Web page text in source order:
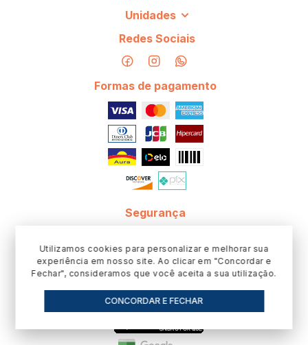
Posso jogar o tablete direto na piscina?
ele pode manchar. Use sempre o clorador flutuante ou o
O clorador substitui o teste de água?
Não. Ele mantém o residual mais estável, mas o teste continua
Tablete 3 em 1 dispensa algicida?
Ele já tem ação algicida, mas em calor intenso pode ser
O clorador flutuante atende piscinas residenciais. Volumes
maiores costumam exigir mais de um conjunto ou dosagem
Cloração contínua é o que separa a piscina que está sempre
pronta daquela que só fica boa no dia seguinte à visita do
Unidades
Redes Sociais
Formas de pagamento
Segurança
Utilizamos cookies para personalizar e melhorar sua
experiência em nosso site. Ao clicar em "Concordar e
Fechar", consideramos que você aceita a sua utilização.
CONCORDAR E FECHAR